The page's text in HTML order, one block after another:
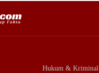
Hukum & Kriminal